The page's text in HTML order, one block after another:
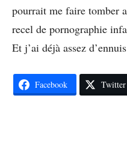
pourrait me faire tomber
recel de pornographie
Et j’ai déjà assez
Facebook Twitter